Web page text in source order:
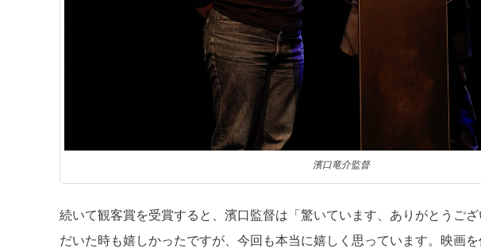
濱口竜介監督
続いて観客賞を受賞すると、濱口監督は「驚いています、ありがとうご
だいた時も嬉しかったですが、今回も本当に嬉しく思っています。映画